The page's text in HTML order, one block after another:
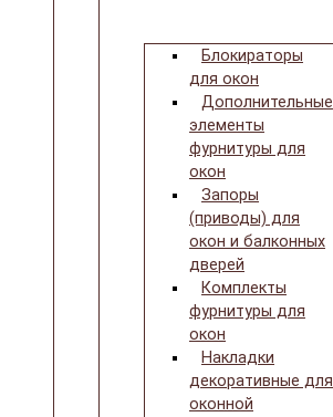
Блокираторы
для окон
Дополнительные
элементы
фурнитуры для
окон
Запоры
(приводы) для
окон и балконных
дверей
Комплекты
фурнитуры для
окон
Накладки
декоративные для
оконной